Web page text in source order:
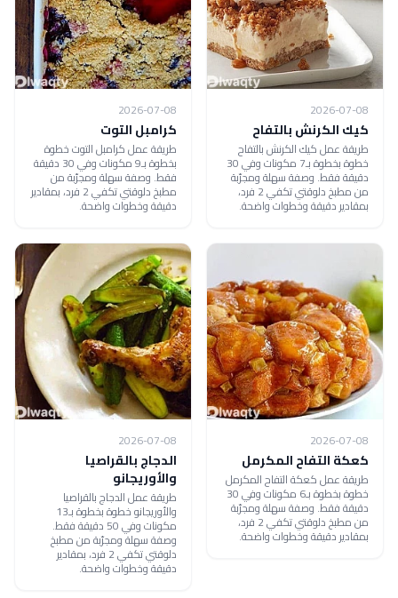
2026-07-08
كيك الكرنش بالتفاح
طريقة عمل كيك الكرنش بالتفاح
خطوة بخطوة بـ7 مكونات وفي 30
دقيقة فقط. وصفة سهلة ومجرّبة
من مطبخ دلوقتي تكفي 2 فرد،
بمقادير دقيقة وخطوات واضحة.
2026-07-08
كرامبل التوت
طريقة عمل كرامبل التوت خطوة
بخطوة بـ9 مكونات وفي 30 دقيقة
فقط. وصفة سهلة ومجرّبة من
مطبخ دلوقتي تكفي 2 فرد، بمقادير
دقيقة وخطوات واضحة.
2026-07-08
كعكة التفاح المكرمل
طريقة عمل كعكة التفاح المكرمل
خطوة بخطوة بـ6 مكونات وفي 30
دقيقة فقط. وصفة سهلة ومجرّبة
من مطبخ دلوقتي تكفي 2 فرد،
بمقادير دقيقة وخطوات واضحة.
2026-07-08
الدجاج بالقراصيا
والأوريجانو
طريقة عمل الدجاج بالقراصيا
والأوريجانو خطوة بخطوة بـ13
مكونات وفي 50 دقيقة فقط.
وصفة سهلة ومجرّبة من مطبخ
دلوقتي تكفي 2 فرد، بمقادير
دقيقة وخطوات واضحة.